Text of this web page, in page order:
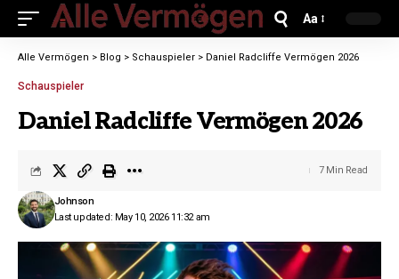
Aa
Alle Vermögen > Blog > Schauspieler > Daniel Radcliffe Vermögen 2026
Schauspieler
Daniel Radcliffe Vermögen 2026
Last updated: May 10, 2026 11:32 am
Johnson
7 Min Read